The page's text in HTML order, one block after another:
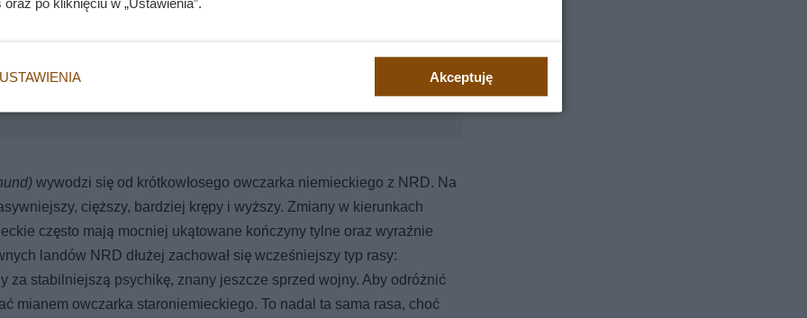
kąt? Wyjaśnienie kota nie ma nic wspólnego z duchami
Prawda o napadach ogniskowych mocno Cię zaskoczy
wywodzi się od krótkowłosego owczarka niemieckiego z NRD. Na
cięższy, bardziej krępy i wyższy. Zmiany w kierunkach
często mają mocniej ukątowane kończyny tylne oraz wyraźnie
landów NRD dłużej zachował się wcześniejszy typ rasy:
za stabilniejszą psychikę, znany jeszcze sprzed wojny. Aby odróżnić
mianem owczarka staroniemieckiego. To nadal ta sama rasa, choć
USTAWIENIA Akceptuję